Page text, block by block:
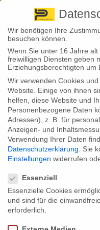
+ 49 3501 528571 |
Back to News
05
Aug.
Stephan Fröhlich
Wer zahlt, wenn aus einem
die Mietwohnung Schaden
Haftpflichtversicherung für die
dann erstattet, wenn der
Fische sind bei vielen
Millionen Aquarien gibt es in
Industrieverband
verwundern: die Farbenpracht
Wir benötigen Ihre
besuchen können.
Wenn Sie unter 16 Jahre
freiwilligen Diensten geben
Erziehungsberechtigten um
Wir verwenden Cookies
Website. Einige von ihnen
helfen, diese Website und
Personenbezogene Daten
Adressen), z. B. für
Anzeigen- und
Verwendung Ihrer Daten
Datenschutzerklärung
Sie
Einstellungen widerrufen
Essenziell
Essenzielle Cookies
und sind für die
erforderlich.